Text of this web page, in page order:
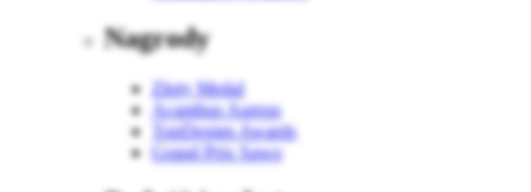
Nagrody
Złoty Medal
Acanthus Aureus
TopDesign Awards
Grand Prix Sawo